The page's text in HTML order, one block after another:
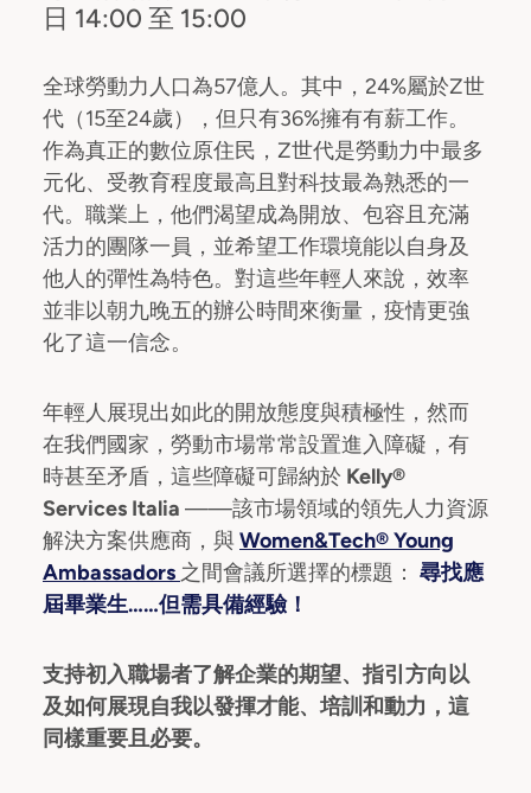
日 14:00 至 15:00
全球勞動力人口為57億人。其中，24%屬於Z世
代（15至24歲），但只有36%擁有有薪工作。
作為真正的數位原住民，Z世代是勞動力中最多
元化、受教育程度最高且對科技最為熟悉的一
代。職業上，他們渴望成為開放、包容且充滿
活力的團隊一員，並希望工作環境能以自身及
他人的彈性為特色。對這些年輕人來說，效率
並非以朝九晚五的辦公時間來衡量，疫情更強
化了這一信念。
年輕人展現出如此的開放態度與積極性，然而
在我們國家，勞動市場常常設置進入障礙，有
時甚至矛盾，這些障礙可歸納於 Kelly®
Services Italia ——該市場領域的領先人力資源
解決方案供應商，與 Women&Tech® Young
Ambassadors 之間會議所選擇的標題： 尋找應
屆畢業生……但需具備經驗！
支持初入職場者了解企業的期望、指引方向以
及如何展現自我以發揮才能、培訓和動力，這
同樣重要且必要。